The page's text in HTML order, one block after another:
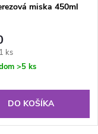
miska 450ml
ks
>5 ks
DO KOŠÍKA